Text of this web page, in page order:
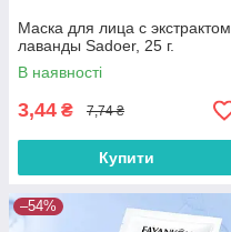
Маска для лица с экстрактом
лаванды Sadoer, 25 г.
В наявності
3,44 ₴ 7,74 ₴
Купити
–54%